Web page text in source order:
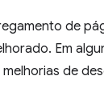
de
Em
de